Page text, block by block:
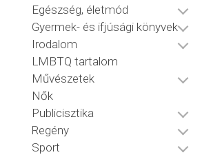
Egészség, életmód
Gyermek- és ifjúsági könyvek
Irodalom
LMBTQ tartalom
Művészetek
Nők
Publicisztika
Regény
Sport